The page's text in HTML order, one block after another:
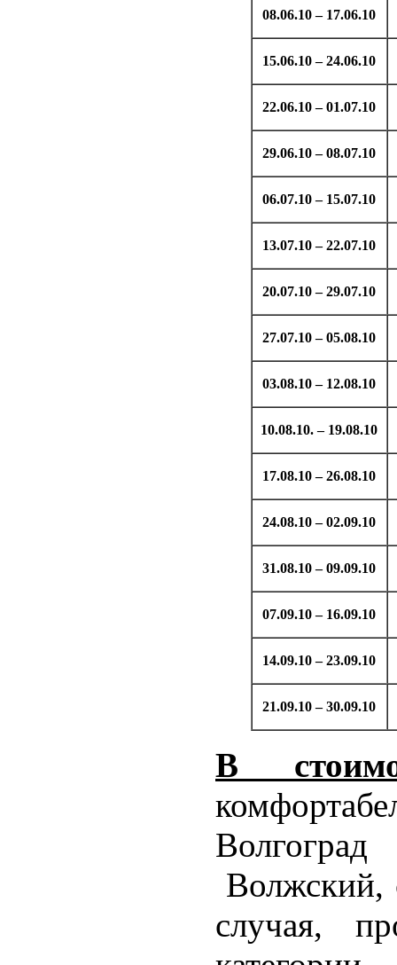
08.06.10 – 17.06.10
15.06.10 – 24.06.10
22.06.10 – 01.07.10
29.06.10 – 08.07.10
06.07.10 – 15.07.10
13.07.10 – 22.07.10
20.07.10 – 29.07.10
27.07.10 – 05.08.10
03.08.10 – 12.08.10
10.08.10. – 19.08.10
17.08.10 – 26.08.10
24.08.10 – 02.09.10
31.08.10 – 09.09.10
07.09.10 – 16.09.10
14.09.10 – 23.09.10
21.09.10 – 30.09.10
В
Волжский,
случая,